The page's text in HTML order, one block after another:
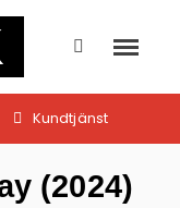
Kundtjänst
(2024)